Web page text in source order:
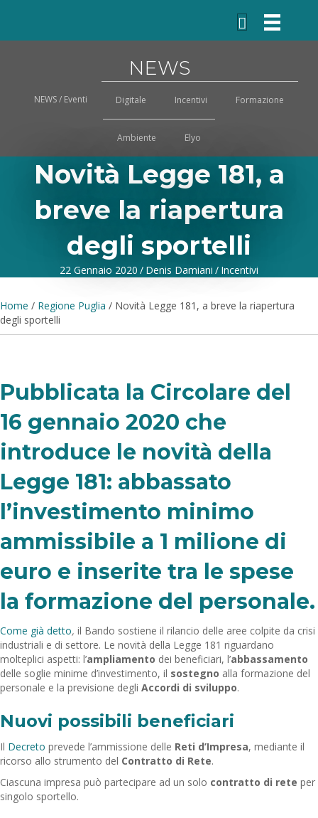
NEWS
NEWS / Eventi Digitale Incentivi Formazione
Ambiente Elyo
Novità Legge 181, a
breve la riapertura
degli sportelli
22 Gennaio 2020 / Denis Damiani / Incentivi
Home / Regione Puglia / Novità Legge 181, a breve la riapertura
degli sportelli
Pubblicata la Circolare del
16 gennaio 2020 che
introduce le novità della
Legge 181: abbassato
l’investimento minimo
ammissibile a 1 milione di
euro e inserite tra le spese
la formazione del personale.
Come già detto, il Bando sostiene il rilancio delle aree colpite da crisi
industriali e di settore. Le novità della Legge 181 riguardano
molteplici aspetti: l’ampliamento dei beneficiari, l’abbassamento
delle soglie minime d’investimento, il sostegno alla formazione del
personale e la previsione degli Accordi di sviluppo.
Nuovi possibili beneficiari
Il Decreto prevede l’ammissione delle Reti d’Impresa, mediante il
ricorso allo strumento del Contratto di Rete.
Ciascuna impresa può partecipare ad un solo contratto di rete per
singolo sportello.